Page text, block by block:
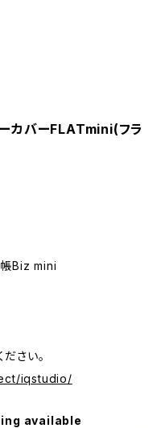
カバーFLATmini(フラ
帳Biz mini
さい。
iqstudio/
available